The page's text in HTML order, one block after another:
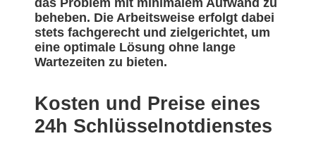
das Problem mit minimalem Aufwand zu
beheben. Die Arbeitsweise erfolgt dabei
stets fachgerecht und zielgerichtet, um
eine optimale Lösung ohne lange
Wartezeiten zu bieten.
Kosten und Preise eines
24h Schlüsselnotdienstes